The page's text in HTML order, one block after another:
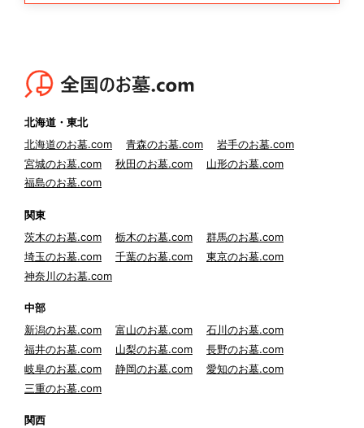
北海道・東北
北海道のお墓.com
青森のお墓.com
岩手のお墓.com
宮城のお墓.com
秋田のお墓.com
山形のお墓.com
福島のお墓.com
関東
茨木のお墓.com
栃木のお墓.com
群馬のお墓.com
埼玉のお墓.com
千葉のお墓.com
東京のお墓.com
神奈川のお墓.com
中部
新潟のお墓.com
富山のお墓.com
石川のお墓.com
福井のお墓.com
山梨のお墓.com
長野のお墓.com
岐阜のお墓.com
静岡のお墓.com
愛知のお墓.com
三重のお墓.com
関西